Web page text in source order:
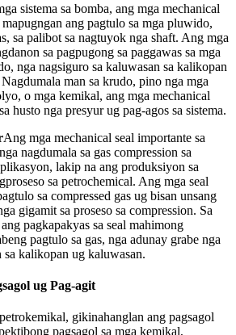
sistema sa bomba, ang mga mechanical
ang pagtulo sa mga pluwido,
sa palibot sa nagtuyok nga shaft. Ang mga
sa pagpugong sa paggawas sa mga
nga nagsiguro sa kaluwasan sa kalikopan
man sa krudo, pino nga mga
o mga kemikal, ang mga mechanical
husto nga presyur ug pag-agos sa sistema.
Ang mga mechanical seal importante sa
nagdumala sa gas compression sa
lakip na ang produksiyon sa
sa petrochemical. Ang mga seal
sa compressed gas ug bisan unsang
gigamit sa proseso sa compression. Sa
pagkapakyas sa seal mahimong
pagtulo sa gas, nga adunay grabe nga
sa kalikopan ug kaluwasan.
ug Pag-agit
gikinahanglan ang pagsagol
pagsagol sa mga kemikal,